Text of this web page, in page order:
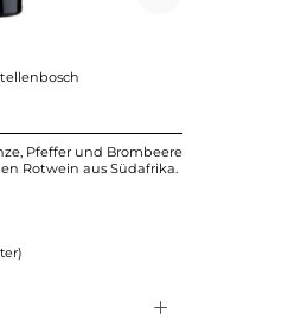
Pfeffer und Brombeere
Rotwein aus Südafrika.